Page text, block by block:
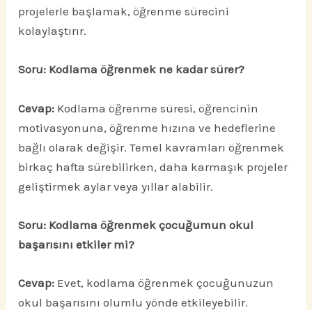
projelerle başlamak, öğrenme sürecini
kolaylaştırır.
Soru: Kodlama öğrenmek ne kadar sürer?
Cevap: Kodlama öğrenme süresi, öğrencinin
motivasyonuna, öğrenme hızına ve hedeflerine
bağlı olarak değişir. Temel kavramları öğrenmek
birkaç hafta sürebilirken, daha karmaşık projeler
geliştirmek aylar veya yıllar alabilir.
Soru: Kodlama öğrenmek çocuğumun okul
başarısını etkiler mi?
Cevap: Evet, kodlama öğrenmek çocuğunuzun
okul başarısını olumlu yönde etkileyebilir.